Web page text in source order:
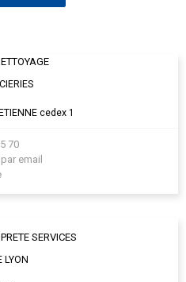
cedex 1
70
email
SERVICES
LYON